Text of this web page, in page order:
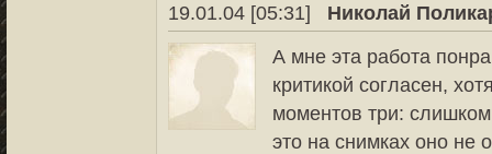
19.01.04 [05:31]
Николай
А мне эта работа
критикой согласен,
моментов три:
это на снимках оно не